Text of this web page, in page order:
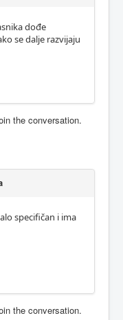
dođe
se dalje razvijaju
the conversation.
specifičan i ima
the conversation.